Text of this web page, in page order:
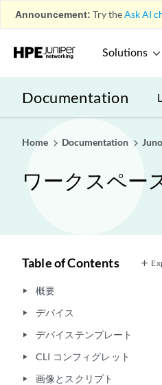
Announcement: Try theAsk AI
Solutions
Documentation
Home Documentation
ワークスペー
Table of Contents
play_arrow 概要
play_arrow デバイス
play_arrow デバイステンプレート
play_arrow CLI コンフィグレット
play_arrow 画像とスクリプト